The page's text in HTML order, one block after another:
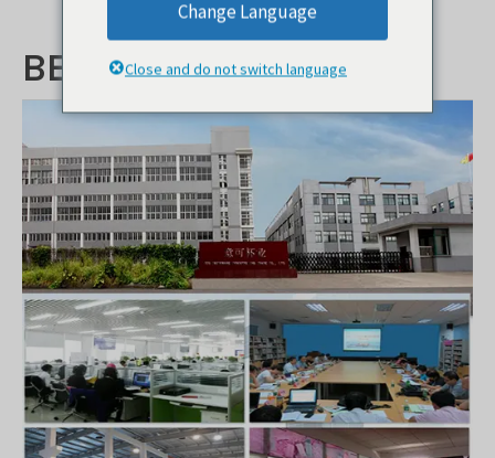
BEBIDAS ECOLÓGICAS
Change Language
Close and do not switch language